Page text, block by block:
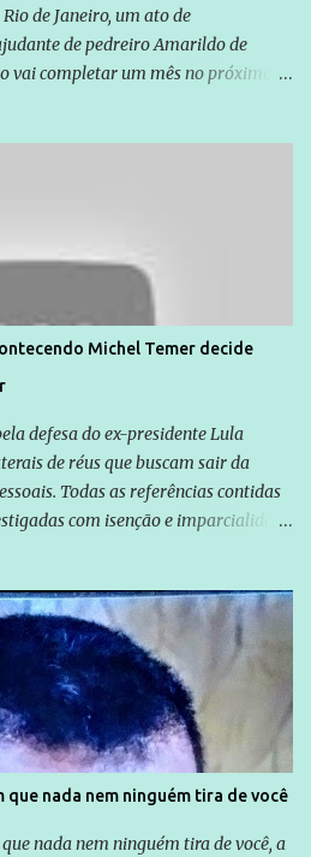
de Janeiro, um ato de
de pedreiro Amarildo de
vai completar um mês no próximo
em situação de risco ou têm seus
Internacional cobra do Brasil
Michel Temer decide
defesa do ex-presidente Lula
de réus que buscam sair da
Todas as referências contidas
com isenção e imparcialidade
Odebrecht, citada na delação de
atuou para promover o Brasil no
determinadas empresas ou
advogado Cristiano Zanin Martins
que nada nem ninguém tira de você
nada nem ninguém tira de você, a